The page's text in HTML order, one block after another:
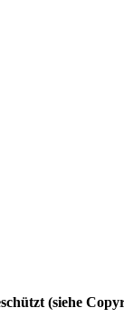
(siehe